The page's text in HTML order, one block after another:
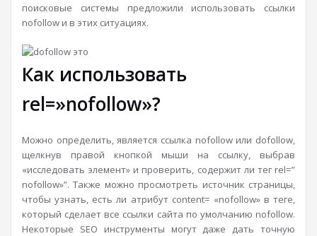
поисковые системы предложили использовать ссылки
nofollow и в этих ситуациях.
Как использовать
rel=»nofollow»?
Можно определить, является ссылка nofollow или dofollow,
щелкнув правой кнопкой мыши на ссылку, выбрав
«исследовать элемент» и проверить, содержит ли тег rel=”
nofollow»”. Также можно просмотреть источник страницы,
чтобы узнать, есть ли атрибут content= «nofollow» в теге,
который сделает все ссылки сайта по умолчанию nofollow.
Некоторые SEO инструменты могут даже дать точную